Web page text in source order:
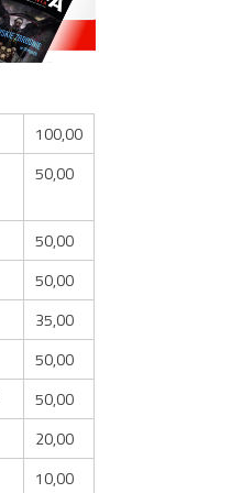
100,00
50,00
50,00
50,00
35,00
50,00
50,00
20,00
10,00